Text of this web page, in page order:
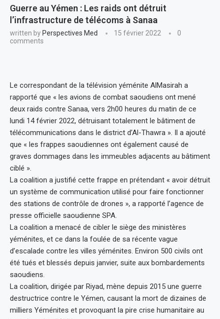
Guerre au Yémen : Les raids ont détruit
l’infrastructure de télécoms à Sanaa
written by Perspectives Med 15 février 2022
0
comments
Le correspondant de la télévision yéménite AlMasirah a
rapporté que « les avions de combat saoudiens ont mené
deux raids contre Sanaa, vers 2h00 heures du matin de ce
lundi 14 février 2022, détruisant totalement le bâtiment de
télécommunications dans le district d’Al-Thawra ». Il a ajouté
que « les frappes saoudiennes ont également causé de
graves dommages dans les immeubles adjacents au bâtiment
ciblé ».
La coalition a justifié cette frappe en prétendant « avoir détruit
un système de communication utilisé pour faire fonctionner
des stations de contrôle de drones », a rapporté l’agence de
presse officielle saoudienne SPA.
La coalition a menacé de cibler le siège des ministères
yéménites, et ce dans la foulée de sa récente vague
d’escalade contre les villes yéménites. Environ 500 civils ont
été tués et blessés depuis janvier, suite aux bombardements
saoudiens.
La coalition, dirigée par Riyad, mène depuis 2015 une guerre
destructrice contre le Yémen, causant la mort de dizaines de
milliers Yéménites et provoquant la pire crise humanitaire au